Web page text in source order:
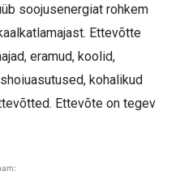
soojusenergiat rohkem
Ettevõtte
eramud, koolid,
kohalikud
Ettevõte on tegev